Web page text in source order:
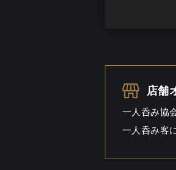
店舗
一人呑み協
一人呑み客